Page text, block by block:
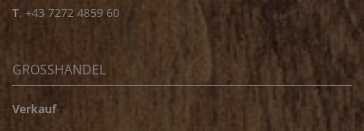
T. +43 7272 4859 60
GROSSHANDEL
Verkauf